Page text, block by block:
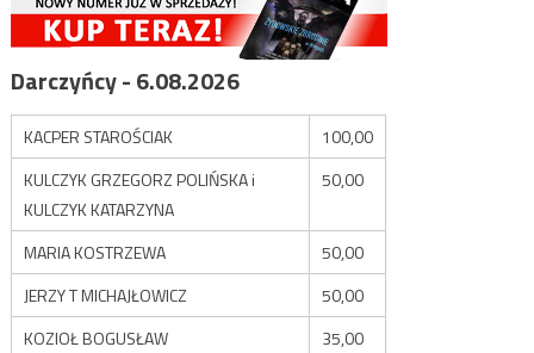
Darczyńcy - 6.08.2026
KACPER STAROŚCIAK
100,00
KULCZYK GRZEGORZ POLIŃSKA i
KULCZYK KATARZYNA
50,00
MARIA KOSTRZEWA
50,00
JERZY T MICHAJŁOWICZ
50,00
KOZIOŁ BOGUSŁAW
35,00